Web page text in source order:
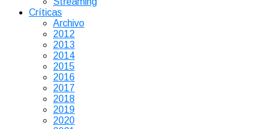
Críticas
Archivo
2012
2013
2014
2015
2016
2017
2018
2019
2020